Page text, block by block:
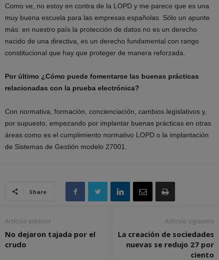
Como ve, no estoy en contra de la LOPD y me parece que es una
muy buena escuela para las empresas españolas. Sólo un apunte
más: en nuestro país la protección de datos no es un derecho
nacido de una directiva, es un derecho fundamental con rango
constitucional que hay que proteger de manera reforzada.
Por último ¿Cómo puede fomentarse las buenas prácticas
relacionadas con la prueba electrónica?
Con normativa, formación, concienciación, cambios legislativos y,
por supuesto, empezando por implantar buenas prácticas en otras
áreas como es el cumplimiento normativo LOPD o la implantación
de Sistemas de Gestión modelo 27001.
Share
Artículo anterior
No dejaron tajada por el
crudo
Artículo siguiente
La creación de sociedades
nuevas se redujo 27 por
ciento